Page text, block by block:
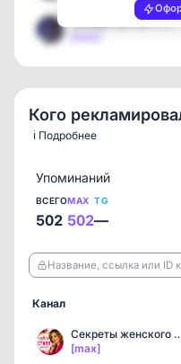
Звезды шепчут | Астролог…
Кого
ℹ️ Подробнее
Упоминаний
ВСЕГО
502
MAX
502
TG
—
Название, ссылка или ID
Канал
Секреты
[max]